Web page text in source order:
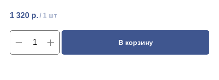
1 320 р. / 1 шт
В корзину